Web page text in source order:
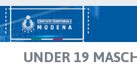
UNDER 19